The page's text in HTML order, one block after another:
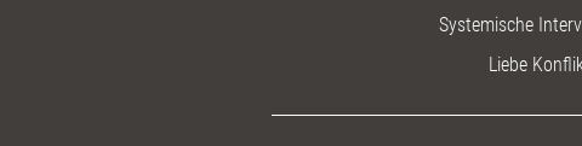
Systemische
Liebe